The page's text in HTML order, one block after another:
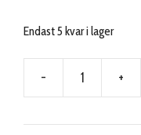
Endast 5 kvar i lager
- +